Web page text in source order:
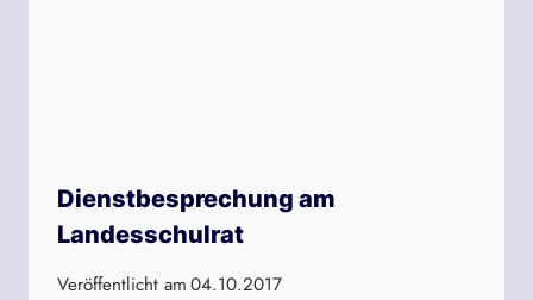
Dienstbesprechung am
Landesschulrat
Veröffentlicht am04.10.2017